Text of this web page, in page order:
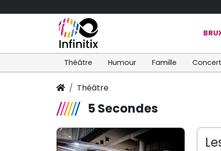
Théâtre Humour Famille Concert
Théâtre
5 Secondes